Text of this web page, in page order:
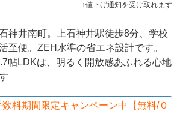
↑値下げ通知を受け取れます
神井南町。上石神井駅徒歩8分、学校
至便。ZEH水準の省エネ設計です。
帖LDKは、明るく開放感あふれる心地
料期間限定キャンペーン中【無料/０